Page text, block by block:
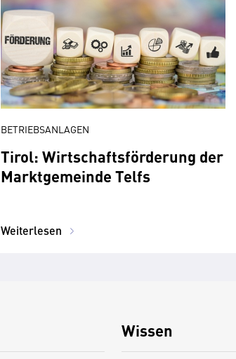
BETRIEBSANLAGEN
Tirol: Wirtschaftsförderung der
Marktgemeinde Telfs
Weiterlesen
Wissen